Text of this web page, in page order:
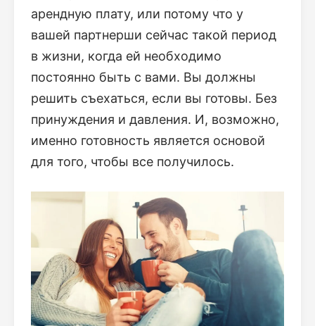
арендную плату, или потому что у
вашей партнерши сейчас такой период
в жизни, когда ей необходимо
постоянно быть с вами. Вы должны
решить съехаться, если вы готовы. Без
принуждения и давления. И, возможно,
именно готовность является основой
для того, чтобы все получилось.